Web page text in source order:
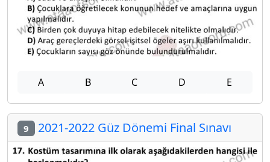
A B C D E
9 2021-2022 Güz Dönemi Final Sınavı